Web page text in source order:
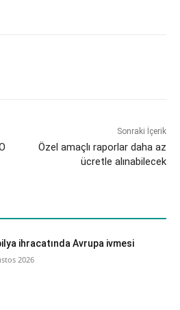
Sonraki İçerik
Özel amaçlı raporlar daha az
ücretle alınabilecek
ihracatında Avrupa ivmesi
2026